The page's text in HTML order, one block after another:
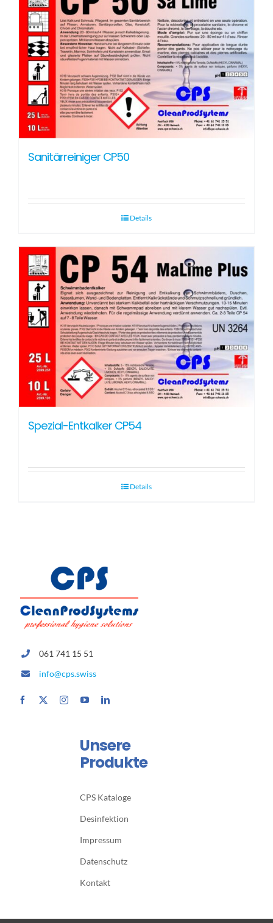
Sanitärreiniger CP50
Details
Spezial-Entkalker CP54
Details
061 741 15 51
info@cps.swiss
Unsere
Produkte
CPS Kataloge
Desinfektion
Impressum
Datenschutz
Kontakt